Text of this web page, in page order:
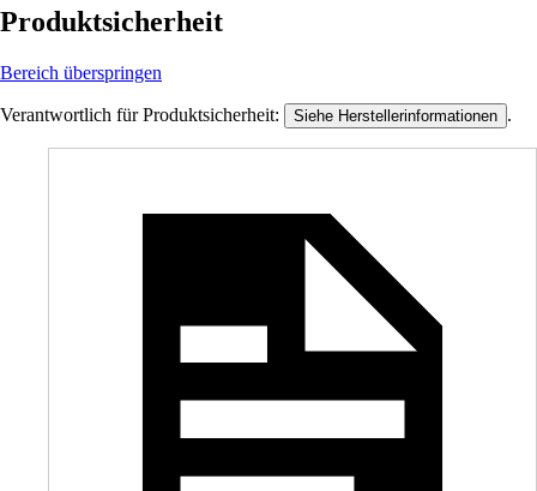
Produktsicherheit
Bereich überspringen
Verantwortlich für Produktsicherheit: Siehe Herstellerinformationen .